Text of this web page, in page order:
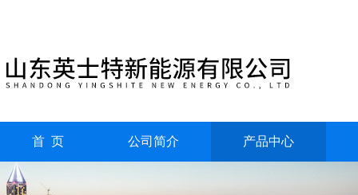
首 页 公司简介 产品中心